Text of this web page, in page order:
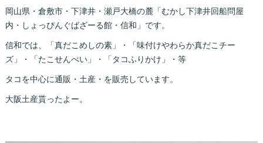
岡山県・倉敷市・下津井・瀬戸大橋の麓「むかし下津井回船問屋
内・しょっぴんぐばざーる館・信和」です。
信和では、「真だこめしの素」・「味付けやわらか真だこチー
ズ」・「たこせんべい」・「タコふりかけ」・等
タコを中心に通販・土産・を販売しています。
大阪土産貰ったよー。